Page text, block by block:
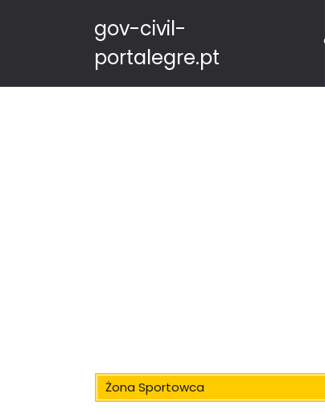
gov-civil-
portalegre.pt
Żona Sportowca